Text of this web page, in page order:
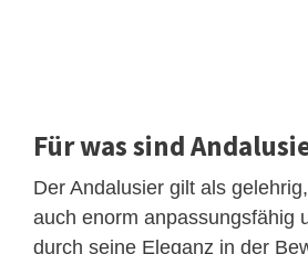
Für was sind
Der Andalusier gilt als
auch enorm anpassungsfähig
durch seine Eleganz in der